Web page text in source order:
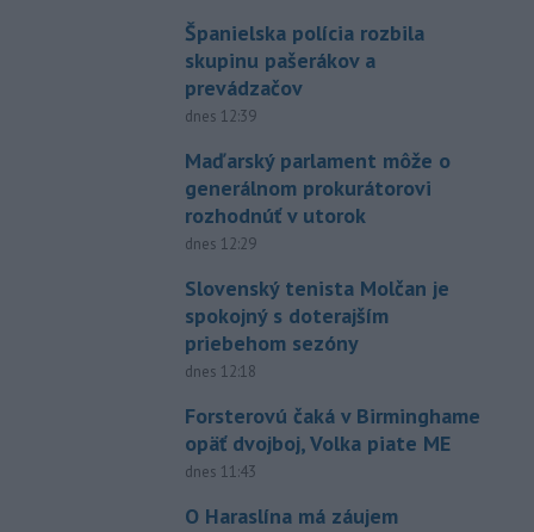
Španielska polícia rozbila
skupinu pašerákov a
prevádzačov
dnes 12:39
Maďarský parlament môže o
generálnom prokurátorovi
rozhodnúť v utorok
dnes 12:29
Slovenský tenista Molčan je
spokojný s doterajším
priebehom sezóny
dnes 12:18
Forsterovú čaká v Birminghame
opäť dvojboj, Volka piate ME
dnes 11:43
O Haraslína má záujem